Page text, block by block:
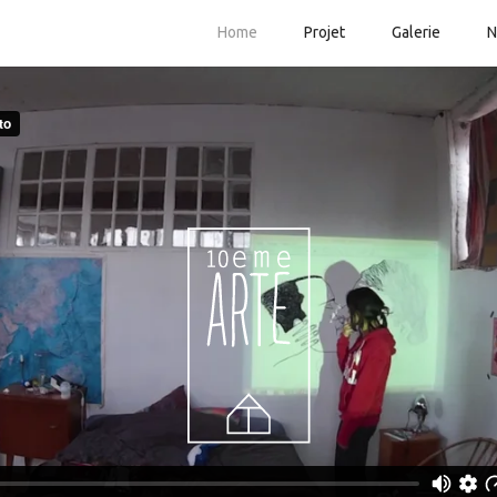
Home Projet Galerie